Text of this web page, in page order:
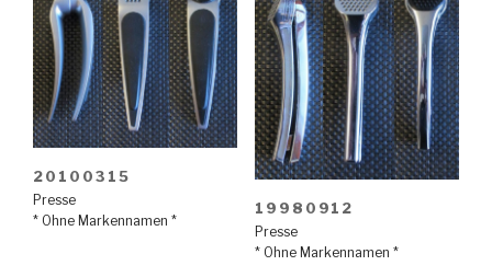
20100315
Presse
* Ohne Markennamen *
19980912
Presse
* Ohne Markennamen *